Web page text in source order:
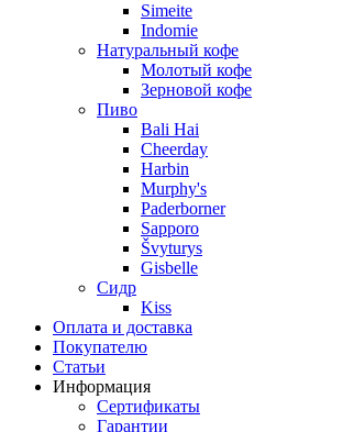
Simeite
Indomie
Натуральный кофе
Молотый кофе
Зерновой кофе
Пиво
Bali Hai
Cheerday
Harbin
Murphy's
Paderborner
Sapporo
Švyturys
Gisbelle
Сидр
Kiss
Оплата и доставка
Покупателю
Статьи
Информация
Сертификаты
Гарантии